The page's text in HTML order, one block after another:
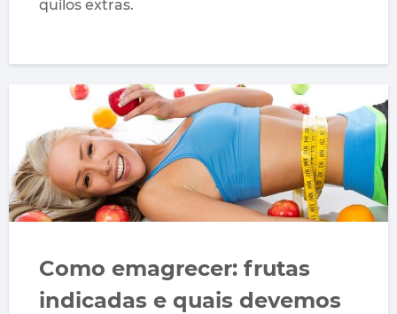
quilos extras.
Como emagrecer: frutas
indicadas e quais devemos